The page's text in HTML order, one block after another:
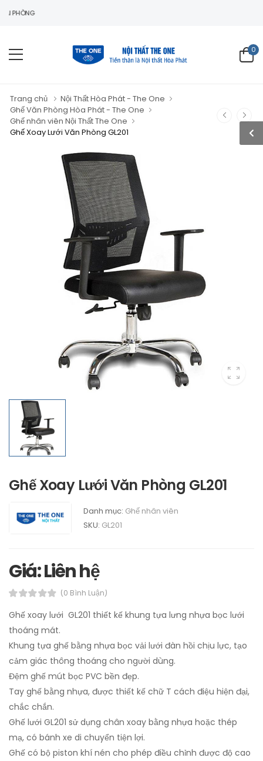
0
Trang chủ
Nội Thất Hòa Phát - The One
Ghế Văn Phòng Hòa Phát - The One
Ghế nhân viên Nội Thất The One
Ghế Xoay Lưới Văn Phòng GL201
Ghế Xoay Lưới Văn Phòng GL201
Danh mục: Ghế nhân viên
SKU: GL201
Giá: Liên hệ
(0 Bình Luận)
Ghế xoay lưới GL201 thiết kế khung tựa lưng nhựa bọc lưới
thoáng mát.
Khung tựa ghế bằng nhựa bọc vải lưới đàn hồi chịu lực, tạo
cảm giác thông thoáng cho người dùng.
Đệm ghế mút bọc PVC bền đẹp.
Tay ghế bằng nhựa, được thiết kế chữ T cách điệu hiện đại,
chắc chắn.
Ghế lưới GL201 sử dụng chân xoay bằng nhựa hoặc thép
mạ, có bánh xe di chuyển tiện lợi.
Ghế có bộ piston khí nén cho phép điều chỉnh được độ cao